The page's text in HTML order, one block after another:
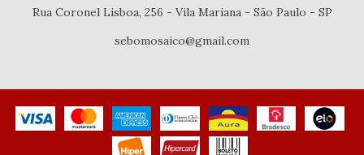
Rua Coronel Lisboa, 256 - Vila Mariana - São Paulo - SP
sebomosaico@gmail.com